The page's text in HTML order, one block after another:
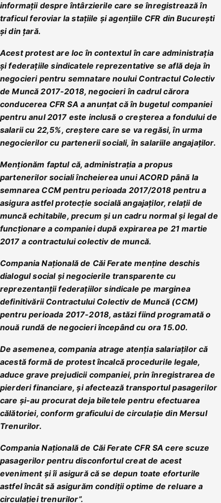
informaţii despre întârzierile care se înregistrează în
traficul feroviar la staţiile şi agenţiile CFR din Bucureşti
şi din ţară.
Acest protest are loc în contextul în care administraţia
şi federaţiile sindicatele reprezentative se află deja în
negocieri pentru semnatare noului Contractul Colectiv
de Muncă 2017-2018, negocieri în cadrul cărora
conducerea CFR SA a anunţat că în bugetul companiei
pentru anul 2017 este inclusă o creşterea a fondului de
salarii cu 22,5%, creştere care se va regăsi, în urma
negocierilor cu partenerii sociali, în salariile angajaţilor.
Menţionăm faptul că, administraţia a propus
partenerilor sociali încheierea unui ACORD până la
semnarea CCM pentru perioada 2017/2018 pentru a
asigura astfel protecţie socială angajaţilor, relaţii de
muncă echitabile, precum şi un cadru normal şi legal de
funcţionare a companiei după expirarea pe 21 martie
2017 a contractului colectiv de muncă.
Compania Națională de Căi Ferate menţine deschis
dialogul social şi negocierile transparente cu
reprezentanţii federaţiilor sindicale pe marginea
definitivării Contractului Colectiv de Muncă (CCM)
pentru perioada 2017-2018, astăzi fiind programată o
nouă rundă de negocieri începând cu ora 15.00.
De asemenea, compania atrage atenţia salariaţilor că
acestă formă de protest încalcă procedurile legale,
aduce grave prejudicii companiei, prin înregistrarea de
pierderi financiare, şi afectează transportul pasagerilor
care şi-au procurat deja biletele pentru efectuarea
călătoriei, conform graficului de circulaţie din Mersul
Trenurilor.
Compania Naţională de Căi Ferate CFR SA cere scuze
pasagerilor pentru disconfortul creat de acest
eveniment şi îi asigură că se depun toate eforturile
astfel încât să asigurăm condiţii optime de reluare a
circulaţiei trenurilor”.